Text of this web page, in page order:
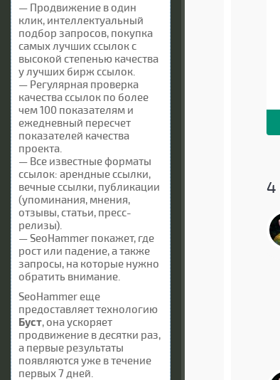
— Продвижение в один
клик, интеллектуальный
подбор запросов, покупка
самых лучших ссылок с
высокой степенью качества
у лучших бирж ссылок.
— Регулярная проверка
качества ссылок по более
чем 100 показателям и
ежедневный пересчет
показателей качества
проекта.
— Все известные форматы
ссылок: арендные ссылки,
вечные ссылки, публикации
(упоминания, мнения,
отзывы, статьи, пресс-
релизы).
— SeoHammer покажет, где
рост или падение, а также
запросы, на которые нужно
обратить внимание.
SeoHammer еще
предоставляет технологию
Буст, она ускоряет
продвижение в десятки раз,
а первые результаты
появляются уже в течение
первых 7 дней.
4